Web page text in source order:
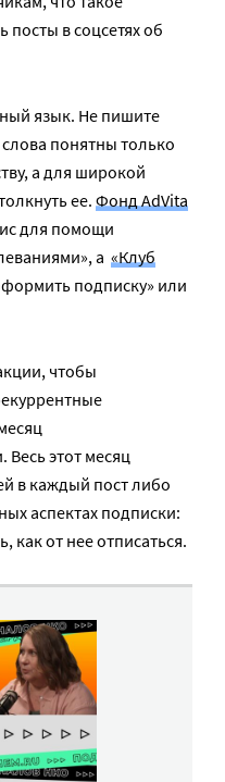
в соцсетях об
язык. Не пишите
понятны только
а для широкой
ее. Фонд AdVita
для помощи
а «Клуб
подписку» или
чтобы
этот месяц
в каждый пост либо
аспектах подписки:
как от нее отписаться.